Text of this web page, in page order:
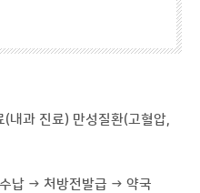
내과 진료) 만성질환(고혈압,
납 → 처방전발급 → 약국